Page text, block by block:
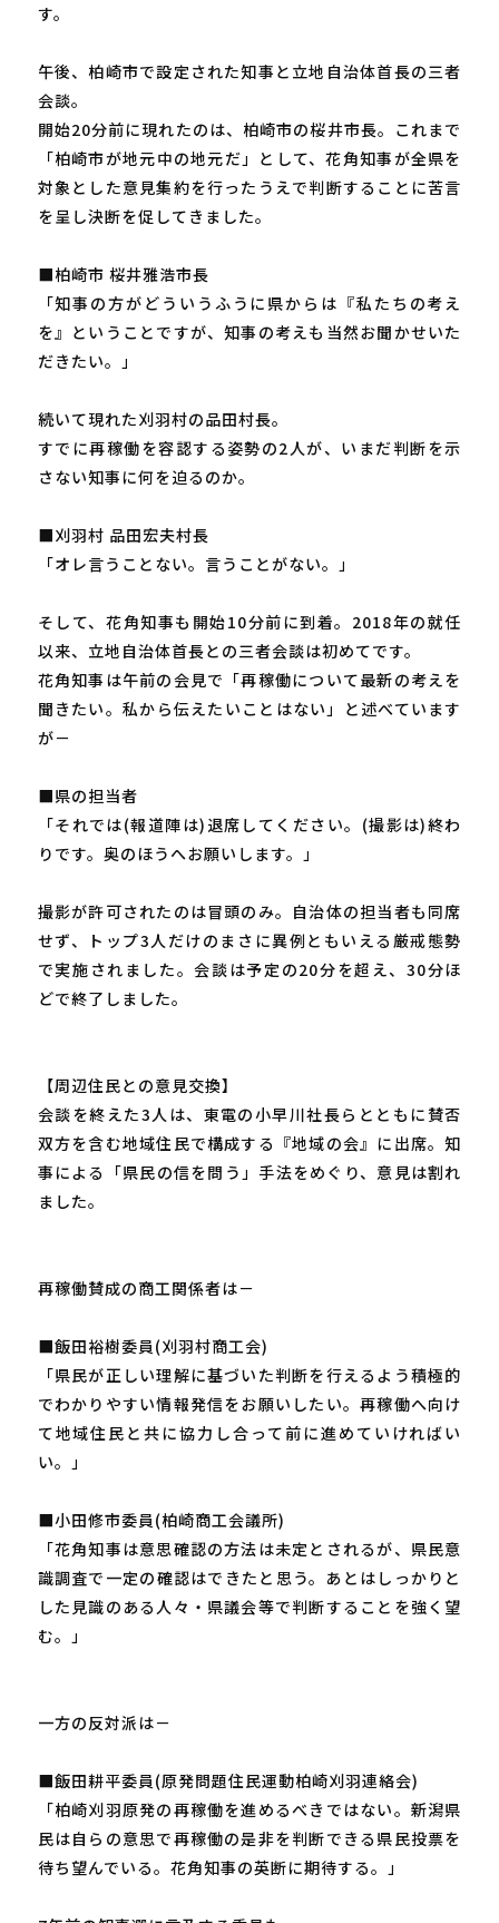
す。
午後、柏崎市で設定された知事と立地自治体首長の三者
会談。
開始20分前に現れたのは、柏崎市の桜井市長。これまで
「柏崎市が地元中の地元だ」として、花角知事が全県を
対象とした意見集約を行ったうえで判断することに苦言
を呈し決断を促してきました。
■柏崎市 桜井雅浩市長
「知事の方がどういうふうに県からは『私たちの考え
を』ということですが、知事の考えも当然お聞かせいた
だきたい。」
続いて現れた刈羽村の品田村長。
すでに再稼働を容認する姿勢の2人が、いまだ判断を示
さない知事に何を迫るのか。
■刈羽村 品田宏夫村長
「オレ言うことない。言うことがない。」
そして、花角知事も開始10分前に到着。2018年の就任
以来、立地自治体首長との三者会談は初めてです。
花角知事は午前の会見で「再稼働について最新の考えを
聞きたい。私から伝えたいことはない」と述べています
が－
■県の担当者
「それでは(報道陣は)退席してください。(撮影は)終わ
りです。奥のほうへお願いします。」
撮影が許可されたのは冒頭のみ。自治体の担当者も同席
せず、トップ3人だけのまさに異例ともいえる厳戒態勢
で実施されました。会談は予定の20分を超え、30分ほ
どで終了しました。
【周辺住民との意見交換】
会談を終えた3人は、東電の小早川社長らとともに賛否
双方を含む地域住民で構成する『地域の会』に出席。知
事による「県民の信を問う」手法をめぐり、意見は割れ
ました。
再稼働賛成の商工関係者は－
■飯田裕樹委員(刈羽村商工会)
「県民が正しい理解に基づいた判断を行えるよう積極的
でわかりやすい情報発信をお願いしたい。再稼働へ向け
て地域住民と共に協力し合って前に進めていければい
い。」
■小田修市委員(柏崎商工会議所)
「花角知事は意思確認の方法は未定とされるが、県民意
識調査で一定の確認はできたと思う。あとはしっかりと
した見識のある人々・県議会等で判断することを強く望
む。」
一方の反対派は－
■飯田耕平委員(原発問題住民運動柏崎刈羽連絡会)
「柏崎刈羽原発の再稼働を進めるべきではない。新潟県
民は自らの意思で再稼働の是非を判断できる県民投票を
待ち望んでいる。花角知事の英断に期待する。」